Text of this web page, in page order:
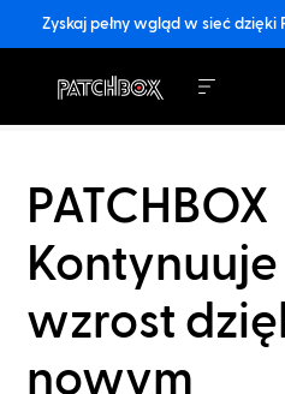
Zyskaj pełny wgląd w sieć
PATCHBOX
Kontynuuje
wzrost
nowym